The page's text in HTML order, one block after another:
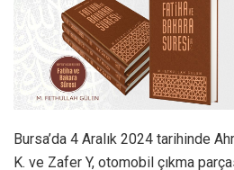
Bursa’da 4 Aralık 2024 tarihinde
K. ve Zafer Y, otomobil çıkma